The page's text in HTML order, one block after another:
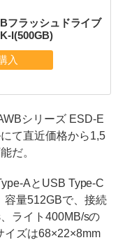
フラッシュドライブ
I(500GB)
シリーズ ESD-E
て直近価格から1,5
だ。
AとUSB Type-C
容量512GBで、接続
ライト400MB/sの
イズは68×22×8mm